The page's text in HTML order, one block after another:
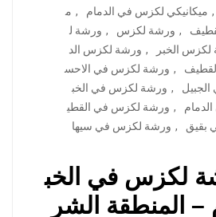
, ميكانيكي لكزس في الدمام , م
, ورشة لكزس , ورشة ل
الخبر , ورشة لكزس الد
, ورشة لكزس في الاحس
, ورشة لكزس في الخب
, ورشة لكزس في القطي
بقيق , ورشة لكزس في سيها
لكزس في الخب
– المنطقة الشر